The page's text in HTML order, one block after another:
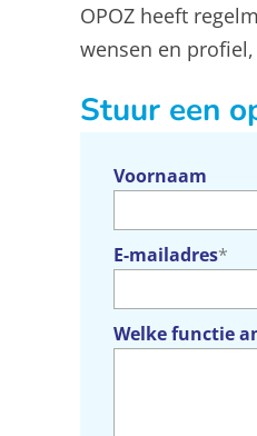
OPOZ heeft
wensen en
Stuur een
Voornaam
E-mailadres*
Welke functie